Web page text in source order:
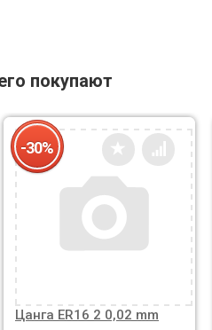
покупают
-30%
Цанга ER16 2 0,02 mm